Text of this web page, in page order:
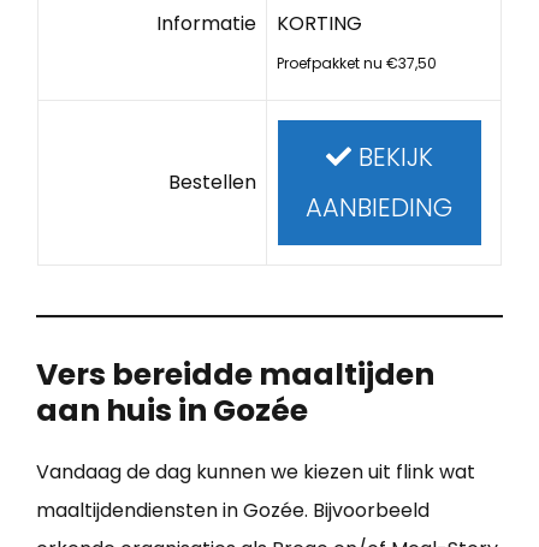
Informatie
KORTING
Proefpakket nu €37,50
Bestellen
BEKIJK
AANBIEDING
Vers bereidde maaltijden
aan huis in Gozée
Vandaag de dag kunnen we kiezen uit flink wat
maaltijdendiensten in Gozée. Bijvoorbeeld